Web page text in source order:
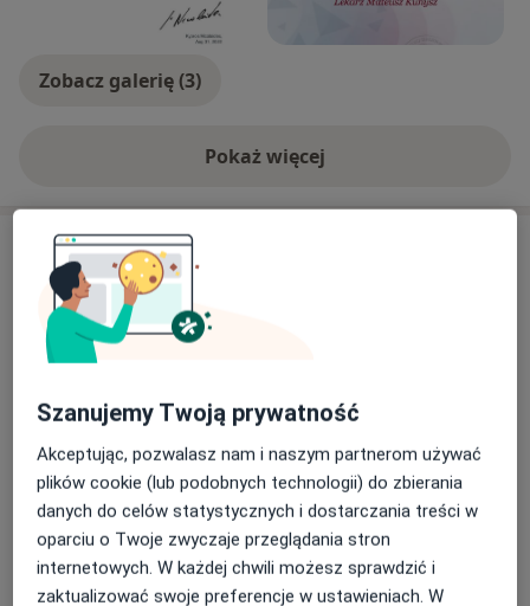
Zobacz galerię (3)
Pokaż więcejo doświadczeniu
Usługi i ceny
Konsultacja ginekologiczna
Od 240 zł Szczegóły
cytologia LBC
420 zł Szczegóły
Założenie wkładki domacicznej
700 zł Szczegóły Umów wizytę
Szanujemy Twoją prywatność
Akceptując, pozwalasz nam i naszym partnerom używać
plików cookie (lub podobnych technologii) do zbierania
danych do celów statystycznych i dostarczania treści w
oparciu o Twoje zwyczaje przeglądania stron
internetowych. W każdej chwili możesz sprawdzić i
zaktualizować swoje preferencje w ustawieniach. W